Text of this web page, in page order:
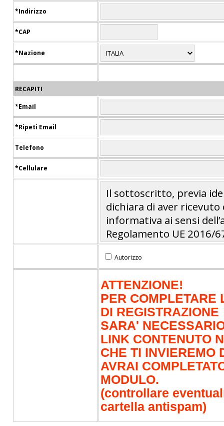
*Indirizzo
*CAP
*Nazione
RECAPITI
*Email
*Ripeti Email
Telefono
*Cellulare
Il sottoscritto, previa
dichiara di aver
informativa ai sensi
Regolamento UE 2016/
consenso:
per l’erogazione dei
tesseramento Il
è obbligatorio in
tesseramento e/o
pertanto
tutto o in parte può
all'impossibilità per
instaurare il
esecuzione o
tutti gli
rapporto di
per attività di
Autorizzo
ATTENZIONE!
PER COMPLETARE
DI REGISTRAZIONE
SARA'
LINK CONTENUTO
CHE TI INVIEREMO
AVRAI
MODULO.
(controllare
cartella antispam)